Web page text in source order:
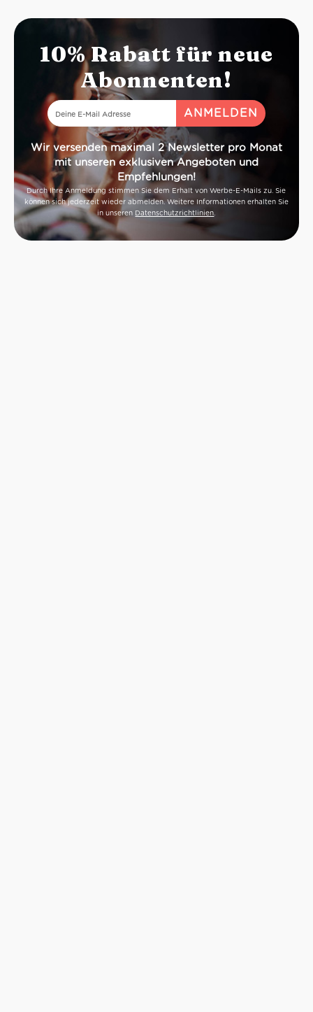
10% Rabatt für neue
Abonnenten!
Wir versenden maximal 2 Newsletter pro Monat
mit unseren exklusiven Angeboten und
Empfehlungen!
Durch Ihre Anmeldung stimmen Sie dem Erhalt von Werbe-E-Mails zu. Sie
können sich jederzeit wieder abmelden. Weitere Informationen erhalten Sie
in unseren Datenschutzrichtlinien